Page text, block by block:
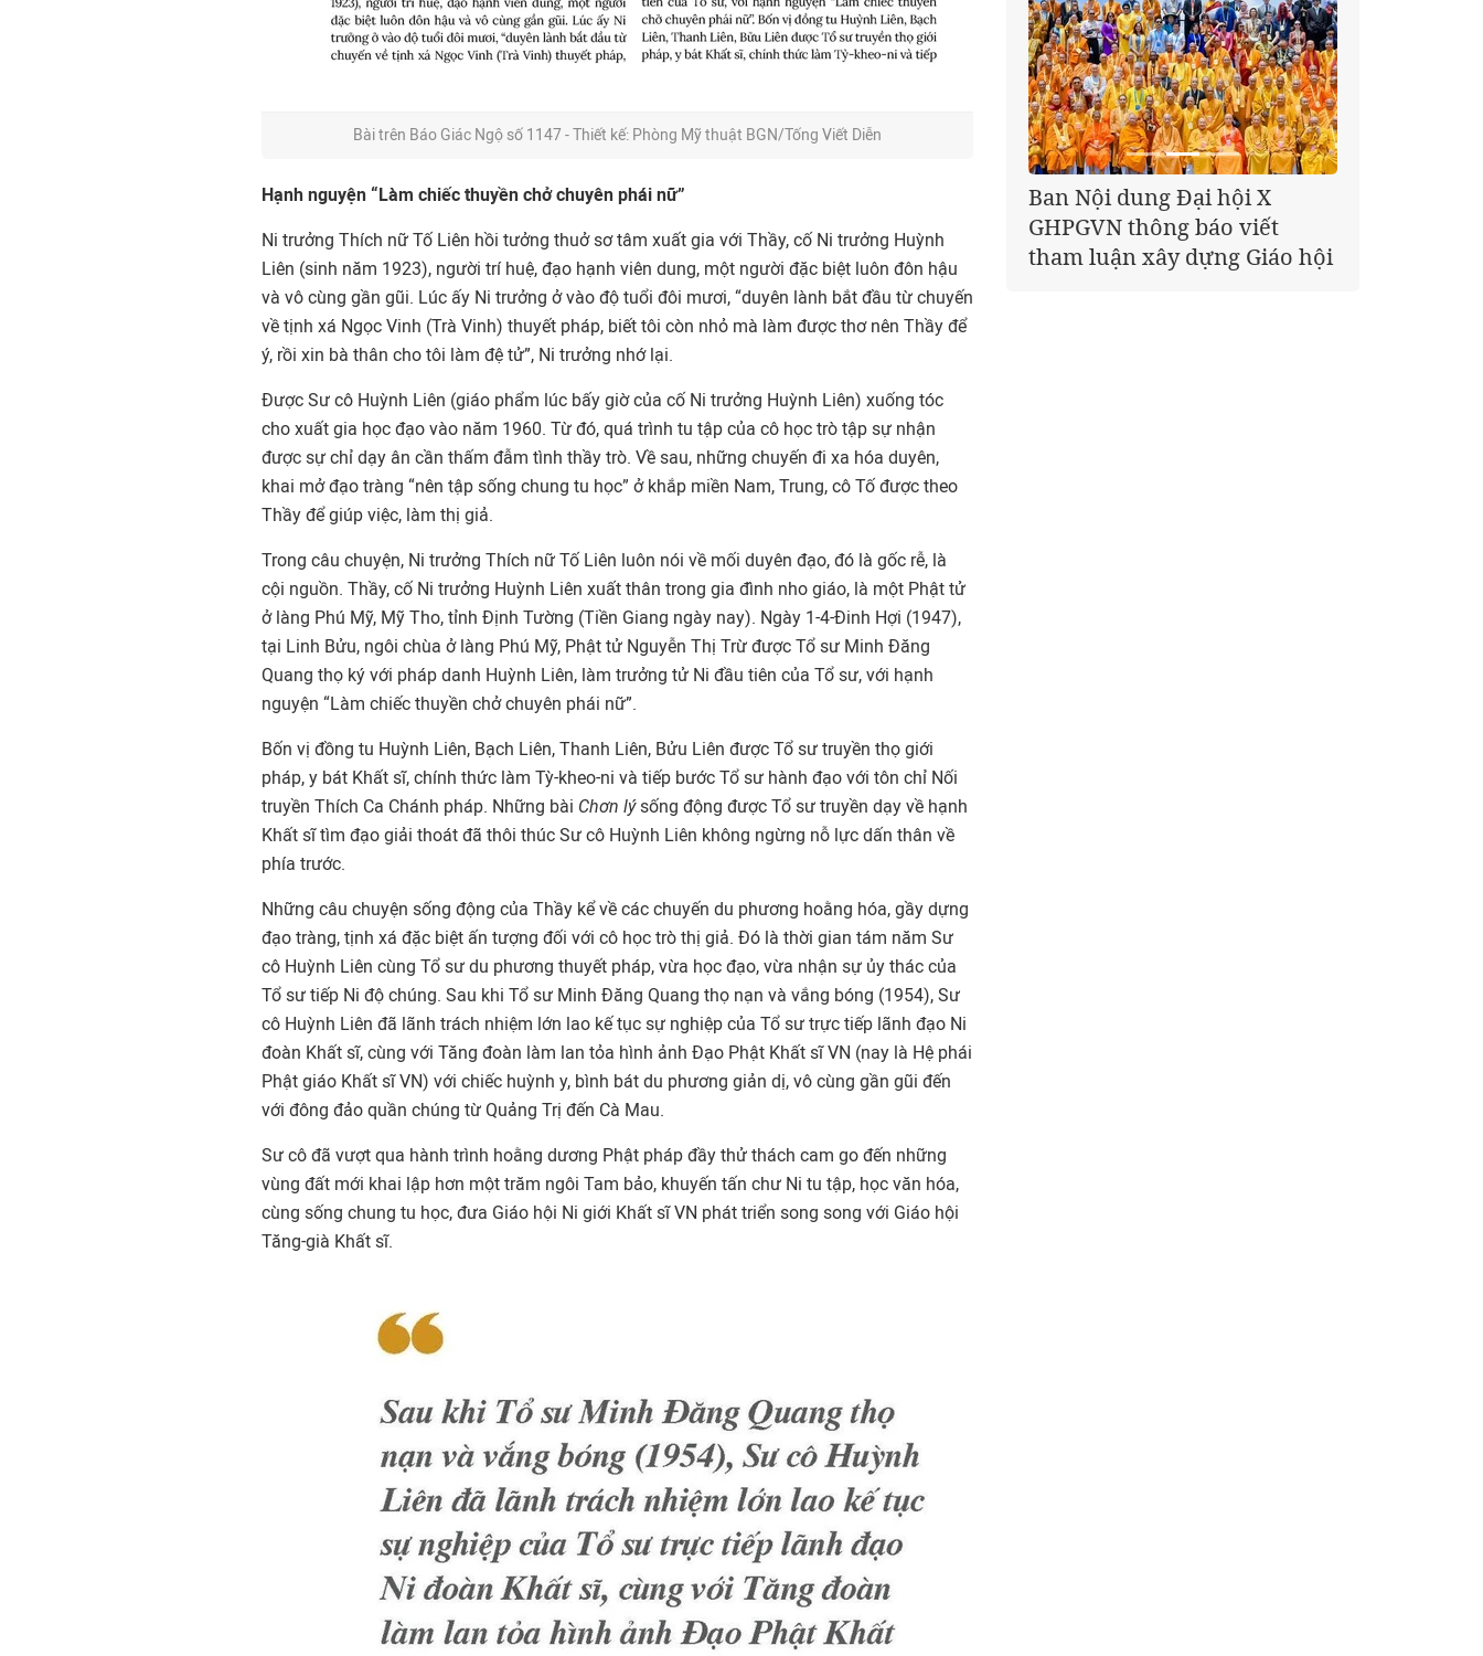
Bài trên Báo Giác Ngộ số 1147 - Thiết kế: Phòng Mỹ thuật BGN/Tống Viết Diễn
Hạnh nguyện “Làm chiếc thuyền chở chuyên phái nữ”
Ni trưởng Thích nữ Tố Liên hồi tưởng thuở sơ tâm xuất gia với Thầy, cố Ni trưởng Huỳnh
Liên (sinh năm 1923), người trí huệ, đạo hạnh viên dung, một người đặc biệt luôn đôn hậu
và vô cùng gần gũi. Lúc ấy Ni trưởng ở vào độ tuổi đôi mươi, “duyên lành bắt đầu từ chuyến
về tịnh xá Ngọc Vinh (Trà Vinh) thuyết pháp, biết tôi còn nhỏ mà làm được thơ nên Thầy để
ý, rồi xin bà thân cho tôi làm đệ tử”, Ni trưởng nhớ lại.
Được Sư cô Huỳnh Liên (giáo phẩm lúc bấy giờ của cố Ni trưởng Huỳnh Liên) xuống tóc
cho xuất gia học đạo vào năm 1960. Từ đó, quá trình tu tập của cô học trò tập sự nhận
được sự chỉ dạy ân cần thấm đẫm tình thầy trò. Về sau, những chuyến đi xa hóa duyên,
khai mở đạo tràng “nên tập sống chung tu học” ở khắp miền Nam, Trung, cô Tố được theo
Thầy để giúp việc, làm thị giả.
Trong câu chuyện, Ni trưởng Thích nữ Tố Liên luôn nói về mối duyên đạo, đó là gốc rễ, là
cội nguồn. Thầy, cố Ni trưởng Huỳnh Liên xuất thân trong gia đình nho giáo, là một Phật tử
ở làng Phú Mỹ, Mỹ Tho, tỉnh Định Tường (Tiền Giang ngày nay). Ngày 1-4-Đinh Hợi (1947),
tại Linh Bửu, ngôi chùa ở làng Phú Mỹ, Phật tử Nguyễn Thị Trừ được Tổ sư Minh Đăng
Quang thọ ký với pháp danh Huỳnh Liên, làm trưởng tử Ni đầu tiên của Tổ sư, với hạnh
nguyện “Làm chiếc thuyền chở chuyên phái nữ”.
Bốn vị đồng tu Huỳnh Liên, Bạch Liên, Thanh Liên, Bửu Liên được Tổ sư truyền thọ giới
pháp, y bát Khất sĩ, chính thức làm Tỳ-kheo-ni và tiếp bước Tổ sư hành đạo với tôn chỉ Nối
truyền Thích Ca Chánh pháp. Những bài Chơn lýsống động được Tổ sư truyền dạy về hạnh
Khất sĩ tìm đạo giải thoát đã thôi thúc Sư cô Huỳnh Liên không ngừng nỗ lực dấn thân về
phía trước.
Những câu chuyện sống động của Thầy kể về các chuyến du phương hoằng hóa, gầy dựng
đạo tràng, tịnh xá đặc biệt ấn tượng đối với cô học trò thị giả. Đó là thời gian tám năm Sư
cô Huỳnh Liên cùng Tổ sư du phương thuyết pháp, vừa học đạo, vừa nhận sự ủy thác của
Tổ sư tiếp Ni độ chúng. Sau khi Tổ sư Minh Đăng Quang thọ nạn và vắng bóng (1954), Sư
cô Huỳnh Liên đã lãnh trách nhiệm lớn lao kế tục sự nghiệp của Tổ sư trực tiếp lãnh đạo Ni
đoàn Khất sĩ, cùng với Tăng đoàn làm lan tỏa hình ảnh Đạo Phật Khất sĩ VN (nay là Hệ phái
Phật giáo Khất sĩ VN) với chiếc huỳnh y, bình bát du phương giản dị, vô cùng gần gũi đến
với đông đảo quần chúng từ Quảng Trị đến Cà Mau.
Sư cô đã vượt qua hành trình hoằng dương Phật pháp đầy thử thách cam go đến những
vùng đất mới khai lập hơn một trăm ngôi Tam bảo, khuyến tấn chư Ni tu tập, học văn hóa,
cùng sống chung tu học, đưa Giáo hội Ni giới Khất sĩ VN phát triển song song với Giáo hội
Tăng-già Khất sĩ.
Giáo hội kêu gọi Tăng Ni,
Phật tử cả nước thể hiện tấm
lòng tri ân trọn vẹn nghĩa